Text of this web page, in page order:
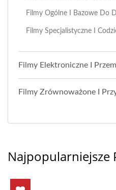
Filmy Ogólne I Bazowe Do
Filmy Specjalistyczne I
Filmy Elektroniczne I
Filmy Zrównoważone I
Najpopularniejsze